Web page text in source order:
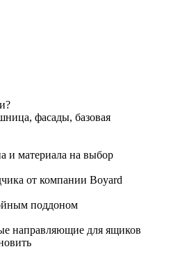
фасады, базовая
и материала на выбор
от компании Boyard
поддоном
направляющие для ящиков